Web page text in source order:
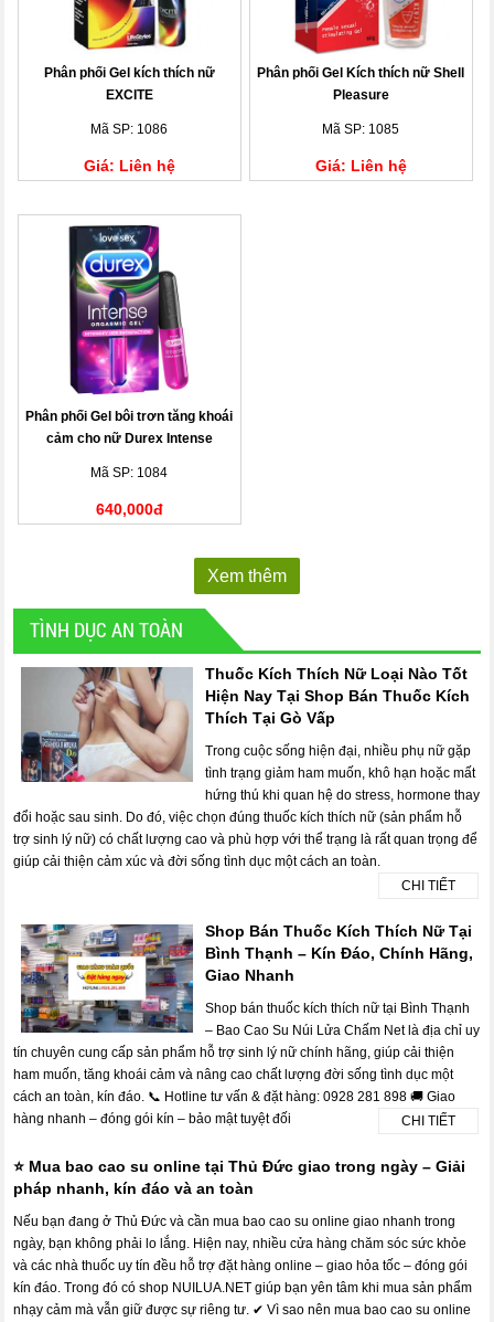
Phân phối Gel kích thích nữ
EXCITE
Mã SP: 1086
Giá: Liên hệ
Phân phối Gel Kích thích nữ Shell
Pleasure
Mã SP: 1085
Giá: Liên hệ
Phân phối Gel bôi trơn tăng khoái
cảm cho nữ Durex Intense
Mã SP: 1084
640,000đ
Xem thêm
TÌNH DỤC AN TOÀN
Thuốc Kích Thích Nữ Loại Nào Tốt
Hiện Nay Tại Shop Bán Thuốc Kích
Thích Tại Gò Vấp
Trong cuộc sống hiện đại, nhiều phụ nữ gặp
tình trạng giảm ham muốn, khô hạn hoặc mất
hứng thú khi quan hệ do stress, hormone thay
đổi hoặc sau sinh. Do đó, việc chọn đúng thuốc kích thích nữ (sản phẩm hỗ
trợ sinh lý nữ) có chất lượng cao và phù hợp với thể trạng là rất quan trọng để
giúp cải thiện cảm xúc và đời sống tình dục một cách an toàn.
CHI TIẾT
Shop Bán Thuốc Kích Thích Nữ Tại
Bình Thạnh – Kín Đáo, Chính Hãng,
Giao Nhanh
Shop bán thuốc kích thích nữ tại Bình Thạnh
– Bao Cao Su Núi Lửa Chấm Net là địa chỉ uy
tín chuyên cung cấp sản phẩm hỗ trợ sinh lý nữ chính hãng, giúp cải thiện
ham muốn, tăng khoái cảm và nâng cao chất lượng đời sống tình dục một
cách an toàn, kín đáo. 📞 Hotline tư vấn & đặt hàng: 0928 281 898 🚚 Giao
hàng nhanh – đóng gói kín – bảo mật tuyệt đối
CHI TIẾT
⭐ Mua bao cao su online tại Thủ Đức giao trong ngày – Giải
pháp nhanh, kín đáo và an toàn
Nếu bạn đang ở Thủ Đức và cần mua bao cao su online giao nhanh trong
ngày, bạn không phải lo lắng. Hiện nay, nhiều cửa hàng chăm sóc sức khỏe
và các nhà thuốc uy tín đều hỗ trợ đặt hàng online – giao hỏa tốc – đóng gói
kín đáo. Trong đó có shop NUILUA.NET giúp bạn yên tâm khi mua sản phẩm
nhạy cảm mà vẫn giữ được sự riêng tư. ✔ Vì sao nên mua bao cao su online